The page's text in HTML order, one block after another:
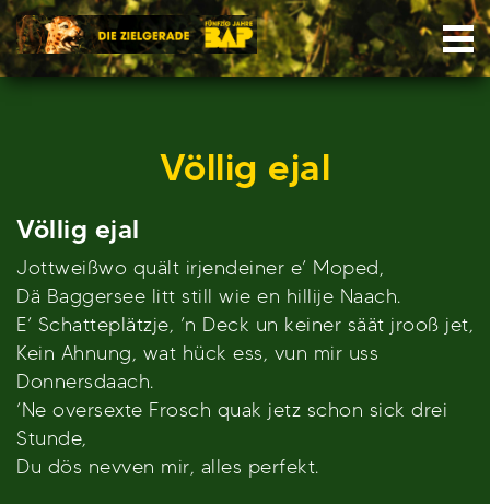
Skip
to
content
Völlig ejal
Völlig ejal
Jottweißwo quält irjendeiner e’ Moped,
Dä Baggersee litt still wie en hillije Naach.
E’ Schatteplätzje, ’n Deck un keiner säät jrooß jet,
Kein Ahnung, wat hück ess, vun mir uss
Donnersdaach.
’Ne oversexte Frosch quak jetz schon sick drei
Stunde,
Du dös nevven mir, alles perfekt.